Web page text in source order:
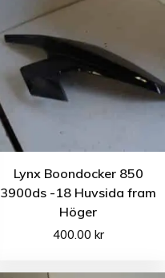
Lynx Boondocker 850
3900ds -18 Huvsida fram
Höger
400.00 kr